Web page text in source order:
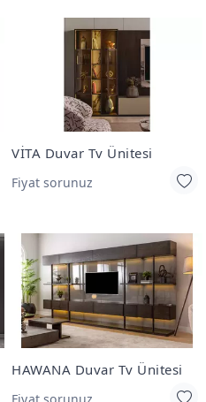
VİTA Duvar Tv Ünitesi
Fiyat sorunuz
HAWANA Duvar Tv Ünitesi